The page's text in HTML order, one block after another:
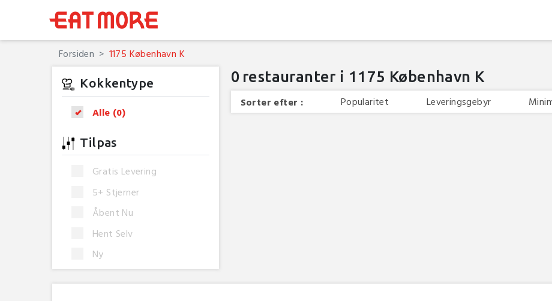
Forsiden 1175 København K
Kokkentype
Alle (0)
Tilpas
Gratis Levering
5+ Stjerner
Åbent Nu
Hent Selv
Ny
0 restauranter i 1175 København K
Sorter efter : Popularitet Leveringsgebyr